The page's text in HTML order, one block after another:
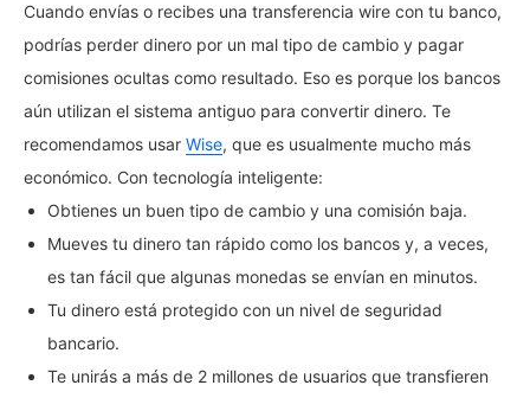
Cuando envías o recibes una transferencia wire con tu banco,
podrías perder dinero por un mal tipo de cambio y pagar
comisiones ocultas como resultado. Eso es porque los bancos
aún utilizan el sistema antiguo para convertir dinero. Te
recomendamos usar Wise, que es usualmente mucho más
económico. Con tecnología inteligente:
Obtienes un buen tipo de cambio y una comisión baja.
Mueves tu dinero tan rápido como los bancos y, a veces,
es tan fácil que algunas monedas se envían en minutos.
Tu dinero está protegido con un nivel de seguridad
bancario.
Te unirás a más de 2 millones de usuarios que transfieren